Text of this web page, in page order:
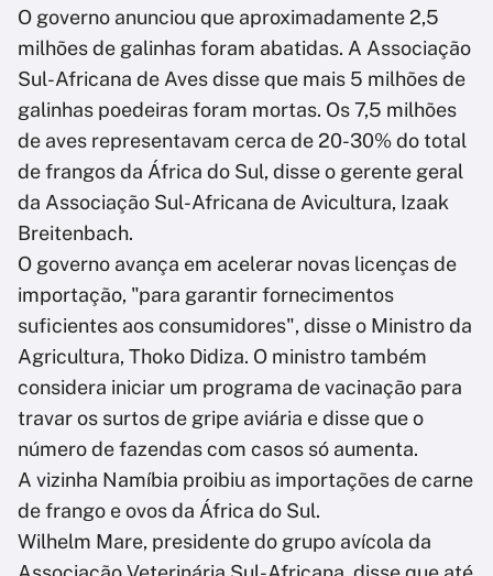
O governo anunciou que aproximadamente 2,5
milhões de galinhas foram abatidas. A Associação
Sul-Africana de Aves disse que mais 5 milhões de
galinhas poedeiras foram mortas. Os 7,5 milhões
de aves representavam cerca de 20-30% do total
de frangos da África do Sul, disse o gerente geral
da Associação Sul-Africana de Avicultura, Izaak
Breitenbach.
O governo avança em acelerar novas licenças de
importação, "para garantir fornecimentos
suficientes aos consumidores", disse o Ministro da
Agricultura, Thoko Didiza. O ministro também
considera iniciar um programa de vacinação para
travar os surtos de gripe aviária e disse que o
número de fazendas com casos só aumenta.
A vizinha Namíbia proibiu as importações de carne
de frango e ovos da África do Sul.
Wilhelm Mare, presidente do grupo avícola da